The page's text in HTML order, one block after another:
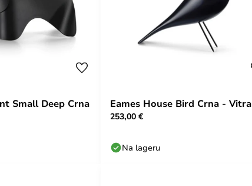
Small Deep Crna
Eames House Bird Crna - Vitra
253,00 €
Na lageru